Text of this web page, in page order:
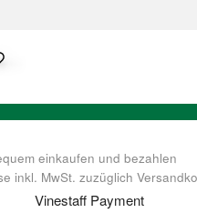
einkaufen und bezahlen
inkl. MwSt. zuzüglich